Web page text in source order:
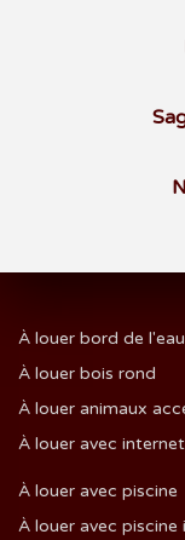
À louer bord de l'eau
À louer bois rond
À louer animaux
À louer avec internet
À louer avec piscine
À louer avec piscine